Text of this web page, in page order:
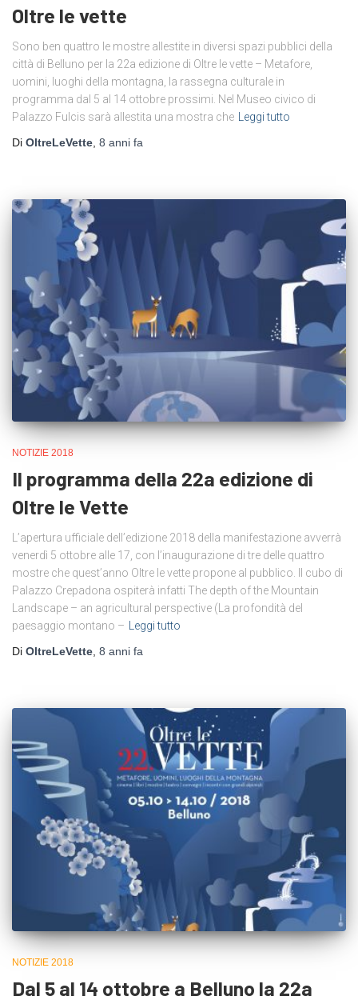
Oltre le vette
Sono ben quattro le mostre allestite in diversi spazi pubblici della
città di Belluno per la 22a edizione di Oltre le vette – Metafore,
uomini, luoghi della montagna, la rassegna culturale in
programma dal 5 al 14 ottobre prossimi. Nel Museo civico di
Palazzo Fulcis sarà allestita una mostra che
Leggi tutto
Di OltreLeVette 8 anni fa
NOTIZIE 2018
Il programma della 22a edizione di
Oltre le Vette
L’apertura ufficiale dell’edizione 2018 della manifestazione avverrà
venerdì 5 ottobre alle 17, con l’inaugurazione di tre delle quattro
mostre che quest’anno Oltre le vette propone al pubblico. Il cubo di
Palazzo Crepadona ospiterà infatti The depth of the Mountain
Landscape – an agricultural perspective (La profondità del
paesaggio montano – Leggi tutto
Di OltreLeVette, 8 anni fa
NOTIZIE 2018
Dal 5 al 14 ottobre a Belluno la 22a